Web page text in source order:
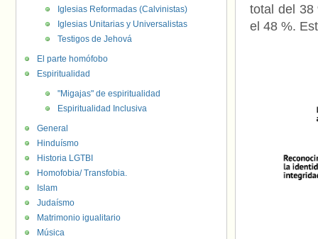
total del 38
el 48 %.
Iglesias Reformadas (Calvinistas)
Iglesias Unitarias y Universalistas
Testigos de Jehová
El parte homófobo
Espiritualidad
"Migajas" de espiritualidad
Espiritualidad Inclusiva
General
Hinduísmo
Historia LGTBI
Homofobia/ Transfobia.
Islam
Judaísmo
Matrimonio igualitario
Música